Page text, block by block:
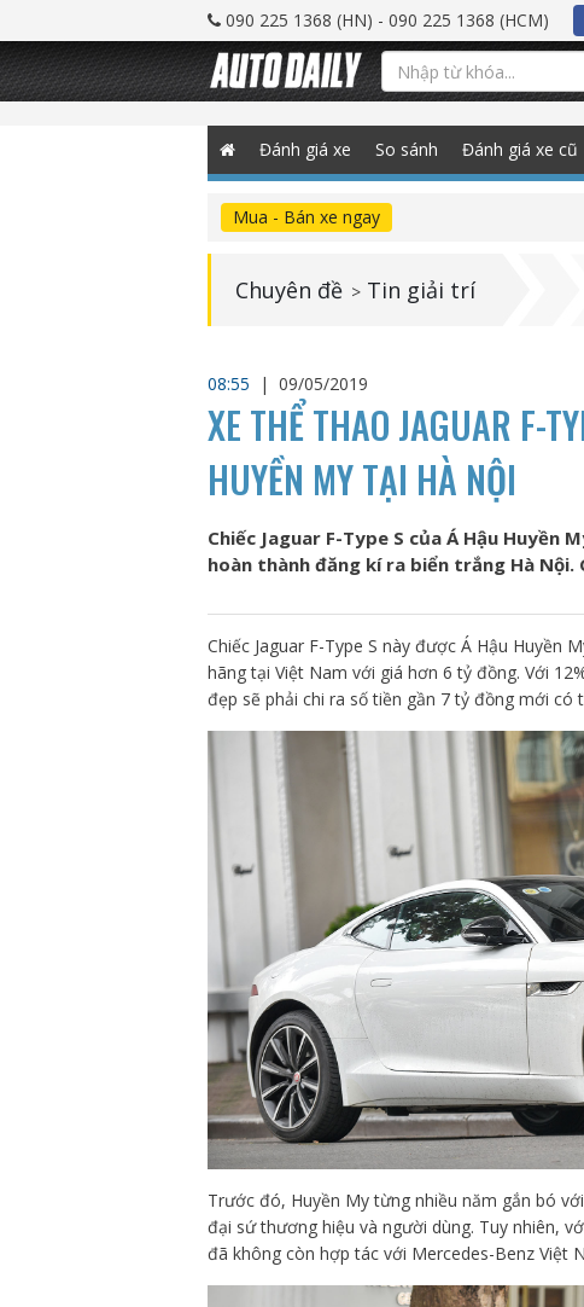
090 225 1368 (HN) - 090 225 1368 (HCM)
Đánh giá xe So sánh Đánh giá xe cũ
Mua - Bán xe ngay
Chuyên đề > Tin giải trí
08:55
| 09/05/2019
XE THỂ THAO JAGUAR F-
HUYỀN MY TẠI HÀ NỘI
Chiếc Jaguar F-Type S của Á Hậu Huyền
hoàn thành đăng kí ra biển trắng Hà
Chiếc Jaguar F-Type S này được Á Hậu Huyền
hãng tại Việt Nam với giá hơn 6 tỷ đồng. Với
đẹp sẽ phải chi ra số tiền gần 7 tỷ đồng mới có
Trước đó, Huyền My từng nhiều năm gắn bó
đại sứ thương hiệu và người dùng. Tuy nhiên,
đã không còn hợp tác với Mercedes-Benz Việt